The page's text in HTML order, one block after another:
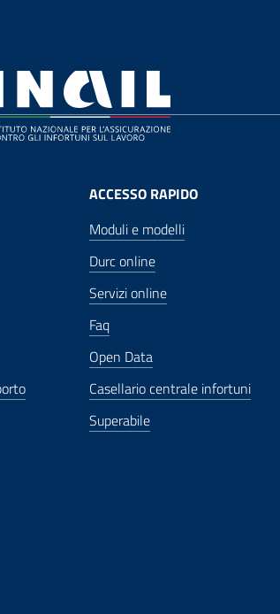
ACCESSO RAPIDO
Moduli e modelli
Durc online
Servizi online
Faq
Open Data
Casellario centrale infortuni
Superabile